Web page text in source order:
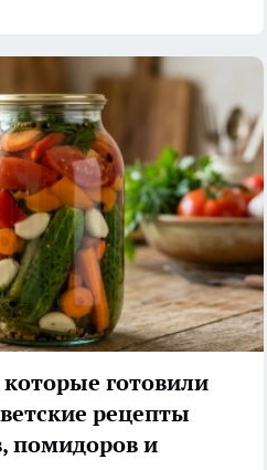
готовили
рецепты
помидоров и